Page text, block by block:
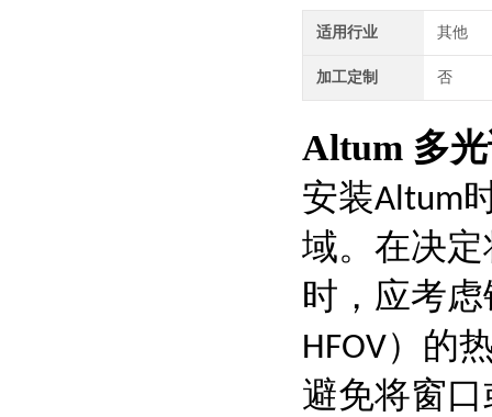
适用行业 其他
加工定制 否
Altum 多
安装Altum
域。在决
时，应考
HFOV）的
避免将窗